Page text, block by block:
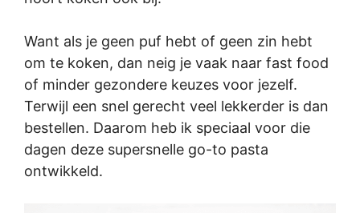
Want als je geen puf hebt of geen zin hebt
om te koken, dan neig je vaak naar fast food
of minder gezondere keuzes voor jezelf.
Terwijl een snel gerecht veel lekkerder is dan
bestellen. Daarom heb ik speciaal voor die
dagen deze supersnelle go-to pasta
ontwikkeld.